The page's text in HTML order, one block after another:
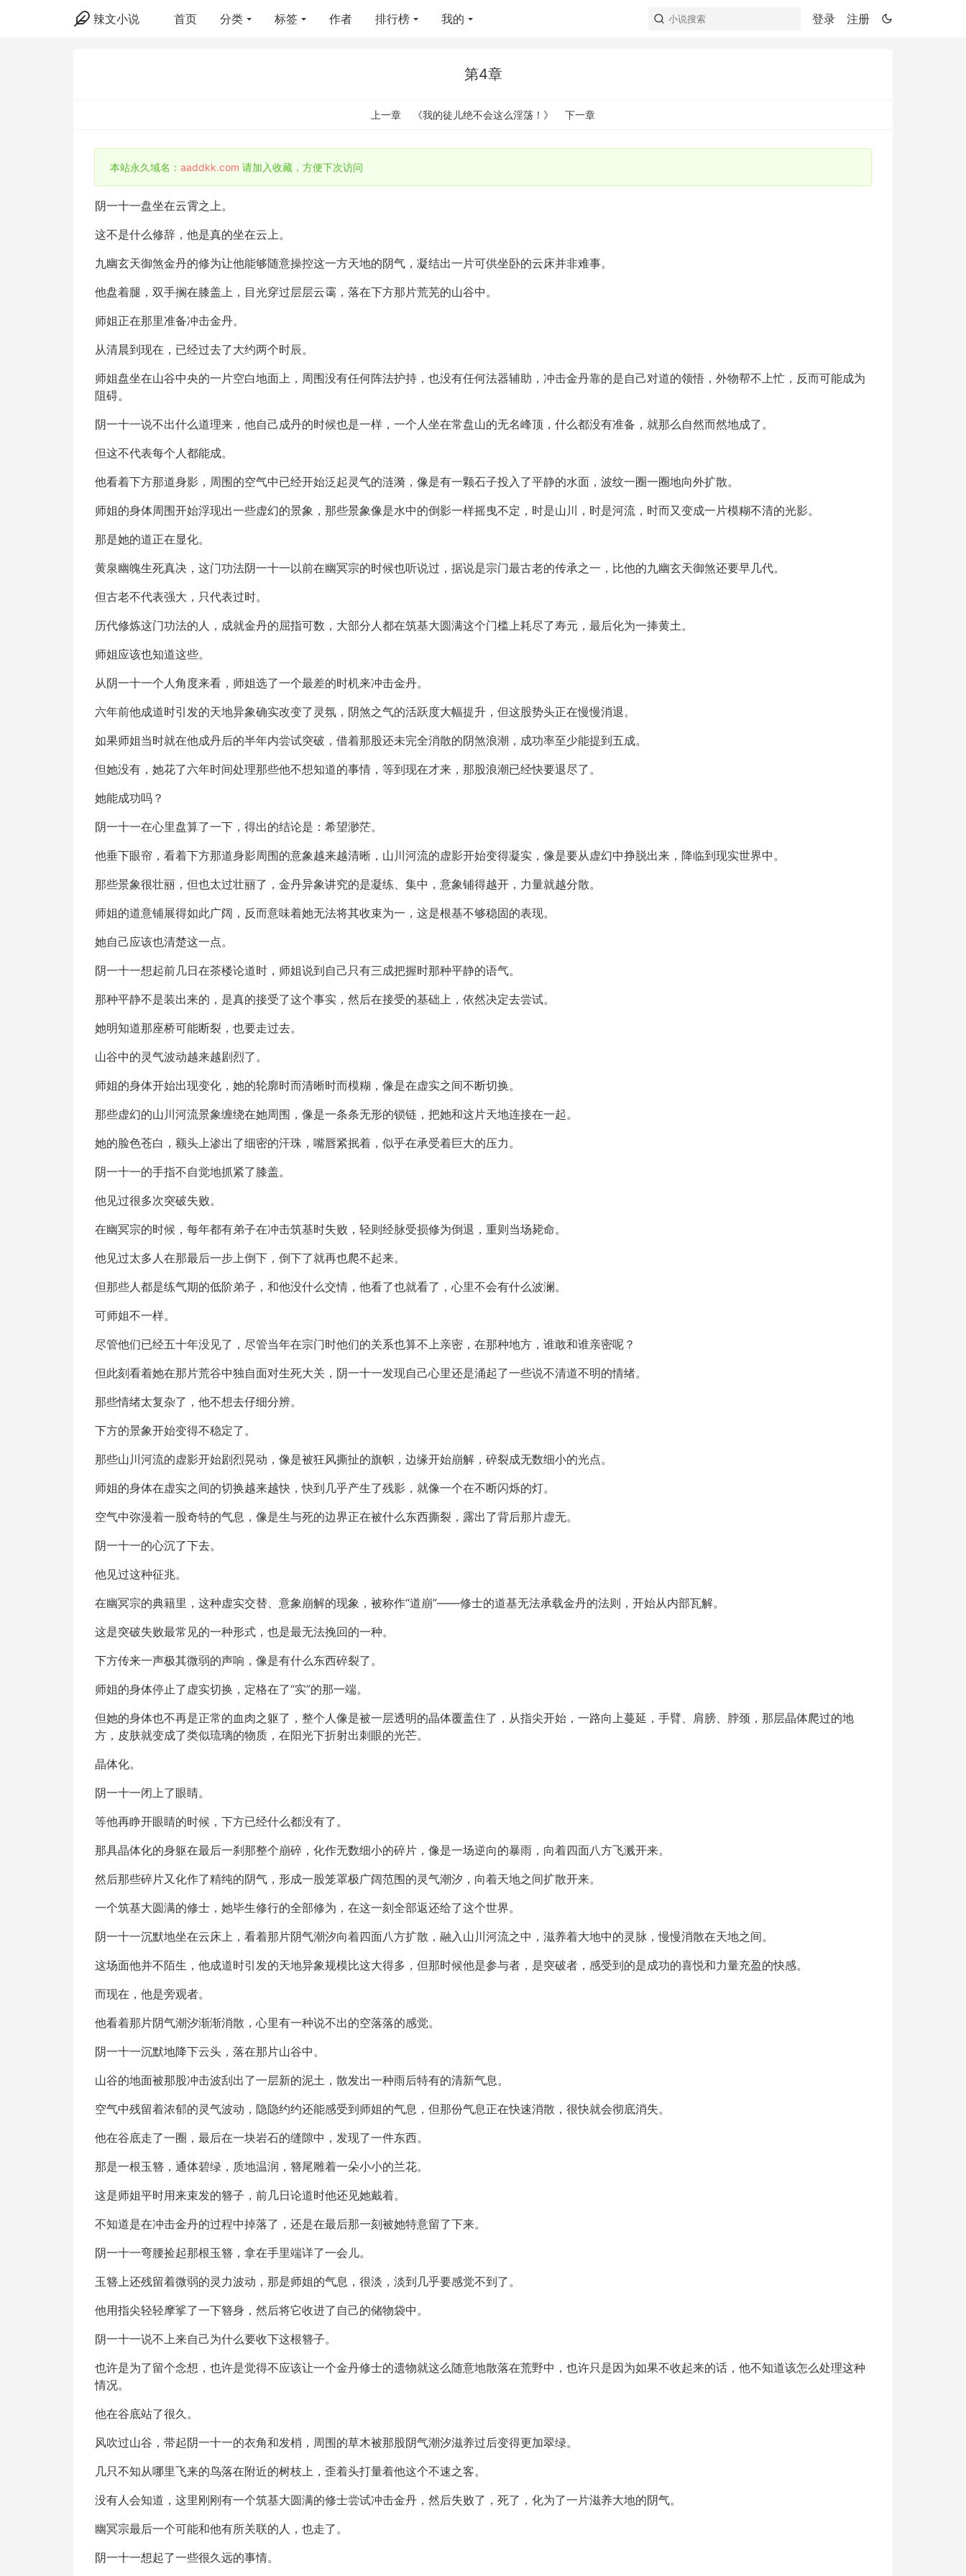
辣文小说 登录 注册
首页 分类 标签 作者 排行榜 我的
第4章
上一章 《我的徒儿绝不会这么淫荡！》 下一章
本站永久域名： aaddkk.com 请加入收藏，方便下次访问
阴一十一盘坐在云霄之上。
这不是什么修辞，他是真的坐在云上。
九幽玄天御煞金丹的修为让他能够随意操控这一方天地的阴气，凝结出一片可供坐卧的云床并非难事。
他盘着腿，双手搁在膝盖上，目光穿过层层云霭，落在下方那片荒芜的山谷中。
师姐正在那里准备冲击金丹。
从清晨到现在，已经过去了大约两个时辰。
师姐盘坐在山谷中央的一片空白地面上，周围没有任何阵法护持，也没有任何法器辅助，冲击金丹靠的是自己对道的领悟，外物帮不上忙，反而可能成为
阻碍。
阴一十一说不出什么道理来，他自己成丹的时候也是一样，一个人坐在常盘山的无名峰顶，什么都没有准备，就那么自然而然地成了。
但这不代表每个人都能成。
他看着下方那道身影，周围的空气中已经开始泛起灵气的涟漪，像是有一颗石子投入了平静的水面，波纹一圈一圈地向外扩散。
师姐的身体周围开始浮现出一些虚幻的景象，那些景象像是水中的倒影一样摇曳不定，时是山川，时是河流，时而又变成一片模糊不清的光影。
那是她的道正在显化。
黄泉幽魄生死真决，这门功法阴一十一以前在幽冥宗的时候也听说过，据说是宗门最古老的传承之一，比他的九幽玄天御煞还要早几代。
但古老不代表强大，只代表过时。
历代修炼这门功法的人，成就金丹的屈指可数，大部分人都在筑基大圆满这个门槛上耗尽了寿元，最后化为一捧黄土。
师姐应该也知道这些。
从阴一十一个人角度来看，师姐选了一个最差的时机来冲击金丹。
六年前他成道时引发的天地异象确实改变了灵氛，阴煞之气的活跃度大幅提升，但这股势头正在慢慢消退。
如果师姐当时就在他成丹后的半年内尝试突破，借着那股还未完全消散的阴煞浪潮，成功率至少能提到五成。
但她没有，她花了六年时间处理那些他不想知道的事情，等到现在才来，那股浪潮已经快要退尽了。
她能成功吗？
阴一十一在心里盘算了一下，得出的结论是：希望渺茫。
他垂下眼帘，看着下方那道身影周围的意象越来越清晰，山川河流的虚影开始变得凝实，像是要从虚幻中挣脱出来，降临到现实世界中。
那些景象很壮丽，但也太过壮丽了，金丹异象讲究的是凝练、集中，意象铺得越开，力量就越分散。
师姐的道意铺展得如此广阔，反而意味着她无法将其收束为一，这是根基不够稳固的表现。
她自己应该也清楚这一点。
阴一十一想起前几日在茶楼论道时，师姐说到自己只有三成把握时那种平静的语气。
那种平静不是装出来的，是真的接受了这个事实，然后在接受的基础上，依然决定去尝试。
她明知道那座桥可能断裂，也要走过去。
山谷中的灵气波动越来越剧烈了。
师姐的身体开始出现变化，她的轮廓时而清晰时而模糊，像是在虚实之间不断切换。
那些虚幻的山川河流景象缠绕在她周围，像是一条条无形的锁链，把她和这片天地连接在一起。
她的脸色苍白，额头上渗出了细密的汗珠，嘴唇紧抿着，似乎在承受着巨大的压力。
阴一十一的手指不自觉地抓紧了膝盖。
他见过很多次突破失败。
在幽冥宗的时候，每年都有弟子在冲击筑基时失败，轻则经脉受损修为倒退，重则当场毙命。
他见过太多人在那最后一步上倒下，倒下了就再也爬不起来。
但那些人都是练气期的低阶弟子，和他没什么交情，他看了也就看了，心里不会有什么波澜。
可师姐不一样。
尽管他们已经五十年没见了，尽管当年在宗门时他们的关系也算不上亲密，在那种地方，谁敢和谁亲密呢？
但此刻看着她在那片荒谷中独自面对生死大关，阴一十一发现自己心里还是涌起了一些说不清道不明的情绪。
那些情绪太复杂了，他不想去仔细分辨。
下方的景象开始变得不稳定了。
那些山川河流的虚影开始剧烈晃动，像是被狂风撕扯的旗帜，边缘开始崩解，碎裂成无数细小的光点。
师姐的身体在虚实之间的切换越来越快，快到几乎产生了残影，就像一个在不断闪烁的灯。
空气中弥漫着一股奇特的气息，像是生与死的边界正在被什么东西撕裂，露出了背后那片虚无。
阴一十一的心沉了下去。
他见过这种征兆。
在幽冥宗的典籍里，这种虚实交替、意象崩解的现象，被称作“道崩”——修士的道基无法承载金丹的法则，开始从内部瓦解。
这是突破失败最常见的一种形式，也是最无法挽回的一种。
下方传来一声极其微弱的声响，像是有什么东西碎裂了。
师姐的身体停止了虚实切换，定格在了“实”的那一端。
但她的身体也不再是正常的血肉之躯了，整个人像是被一层透明的晶体覆盖住了，从指尖开始，一路向上蔓延，手臂、肩膀、脖颈，那层晶体爬过的地
方，皮肤就变成了类似琉璃的物质，在阳光下折射出刺眼的光芒。
晶体化。
阴一十一闭上了眼睛。
等他再睁开眼睛的时候，下方已经什么都没有了。
那具晶体化的身躯在最后一刹那整个崩碎，化作无数细小的碎片，像是一场逆向的暴雨，向着四面八方飞溅开来。
然后那些碎片又化作了精纯的阴气，形成一股笼罩极广阔范围的灵气潮汐，向着天地之间扩散开来。
一个筑基大圆满的修士，她毕生修行的全部修为，在这一刻全部返还给了这个世界。
阴一十一沉默地坐在云床上，看着那片阴气潮汐向着四面八方扩散，融入山川河流之中，滋养着大地中的灵脉，慢慢消散在天地之间。
这场面他并不陌生，他成道时引发的天地异象规模比这大得多，但那时候他是参与者，是突破者，感受到的是成功的喜悦和力量充盈的快感。
而现在，他是旁观者。
他看着那片阴气潮汐渐渐消散，心里有一种说不出的空落落的感觉。
阴一十一沉默地降下云头，落在那片山谷中。
山谷的地面被那股冲击波刮出了一层新的泥土，散发出一种雨后特有的清新气息。
空气中残留着浓郁的灵气波动，隐隐约约还能感受到师姐的气息，但那份气息正在快速消散，很快就会彻底消失。
他在谷底走了一圈，最后在一块岩石的缝隙中，发现了一件东西。
那是一根玉簪，通体碧绿，质地温润，簪尾雕着一朵小小的兰花。
这是师姐平时用来束发的簪子，前几日论道时他还见她戴着。
不知道是在冲击金丹的过程中掉落了，还是在最后那一刻被她特意留了下来。
阴一十一弯腰捡起那根玉簪，拿在手里端详了一会儿。
玉簪上还残留着微弱的灵力波动，那是师姐的气息，很淡，淡到几乎要感觉不到了。
他用指尖轻轻摩挲了一下簪身，然后将它收进了自己的储物袋中。
阴一十一说不上来自己为什么要收下这根簪子。
也许是为了留个念想，也许是觉得不应该让一个金丹修士的遗物就这么随意地散落在荒野中，也许只是因为如果不收起来的话，他不知道该怎么处理这种
情况。
他在谷底站了很久。
风吹过山谷，带起阴一十一的衣角和发梢，周围的草木被那股阴气潮汐滋养过后变得更加翠绿。
几只不知从哪里飞来的鸟落在附近的树枝上，歪着头打量着他这个不速之客。
没有人会知道，这里刚刚有一个筑基大圆满的修士尝试冲击金丹，然后失败了，死了，化为了一片滋养大地的阴气。
幽冥宗最后一个可能和他有所关联的人，也走了。
阴一十一想起了一些很久远的事情。